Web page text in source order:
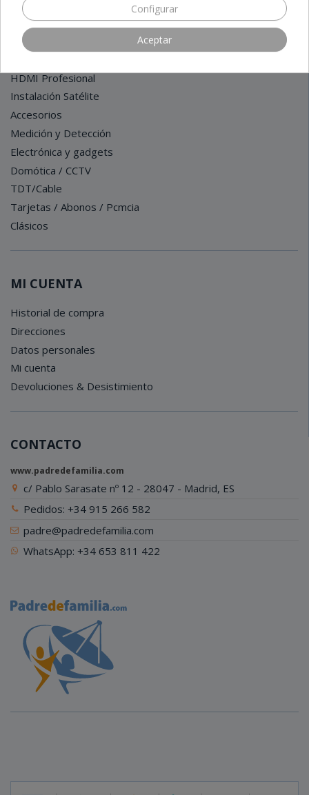
Receptores LINUX / IPTV / ANDROID
Receptores Satélite - HDTV - 4K
Rebajas / Outlet / Ofertas
HDMI Profesional
Instalación Satélite
Accesorios
Medición y Detección
Electrónica y gadgets
Domótica / CCTV
TDT/Cable
Tarjetas / Abonos / Pcmcia
Clásicos
MI CUENTA
Historial de compra
Direcciones
Datos personales
Mi cuenta
Devoluciones & Desistimiento
CONTACTO
www.padredefamilia.com
c/ Pablo Sarasate nº 12 - 28047 - Madrid, ES
Pedidos: +34 915 266 582
padre@padredefamilia.com
WhatsApp: +34 653 811 422
Configurar
Aceptar